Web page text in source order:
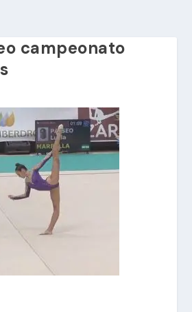
campeonato